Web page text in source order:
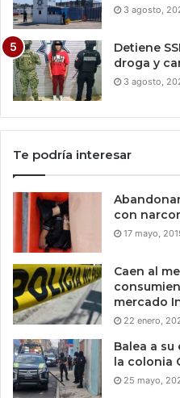
3 agosto,
Detiene
droga y
3 agosto,
Te podría interesar
con
17 mayo,
Caen al
mercado
22 enero,
Balea a
la colonia
25 mayo,